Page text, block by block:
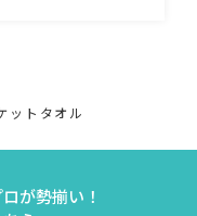
ットタオル
が勢揃い！